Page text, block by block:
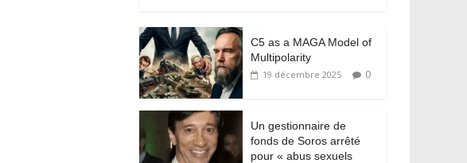
C5 as a MAGA Model of
Multipolarity
19 décembre 2025 0
Un gestionnaire de
fonds de Soros arrêté
pour « abus sexuels